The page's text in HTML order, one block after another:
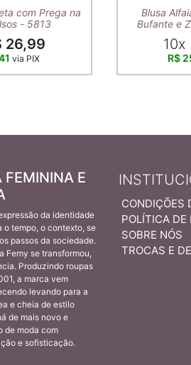
com Prega na
- 5813
26,99
via PIX
Blusa
Bufante e
10x
R$
CONDIÇÕES
POLÍTICA DE
SOBRE NÓS
TROCAS E
FEMININA E
da identidade
o tempo, o contexto, se
passos da sociedade.
Femy se transformou,
Produzindo roupas
a marca vem
levando para a
e cheia de estilo
de mais novo e
de moda com
e sofisticação.